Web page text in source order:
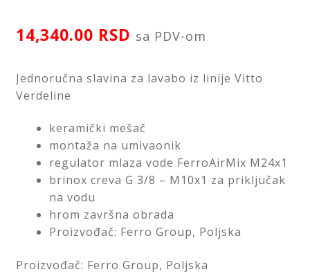
14,340.00 RSD sa PDV-om
Jednoručna slavina za lavabo iz linije Vitto
Verdeline
keramički mešač
montaža na umivaonik
regulator mlaza vode FerroAirMix M24x1
brinox creva G 3/8 – M10x1 za priključak
na vodu
hrom završna obrada
Proizvođač: Ferro Group, Poljska
Proizvođač: Ferro Group, Poljska